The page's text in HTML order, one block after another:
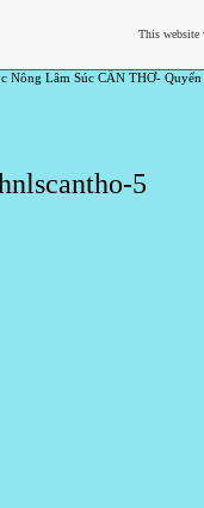
Lâm Súc CẦN THƠ-
5
This website